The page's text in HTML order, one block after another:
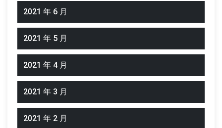
2021 年 6 月
2021 年 5 月
2021 年 4 月
2021 年 3 月
2021 年 2 月